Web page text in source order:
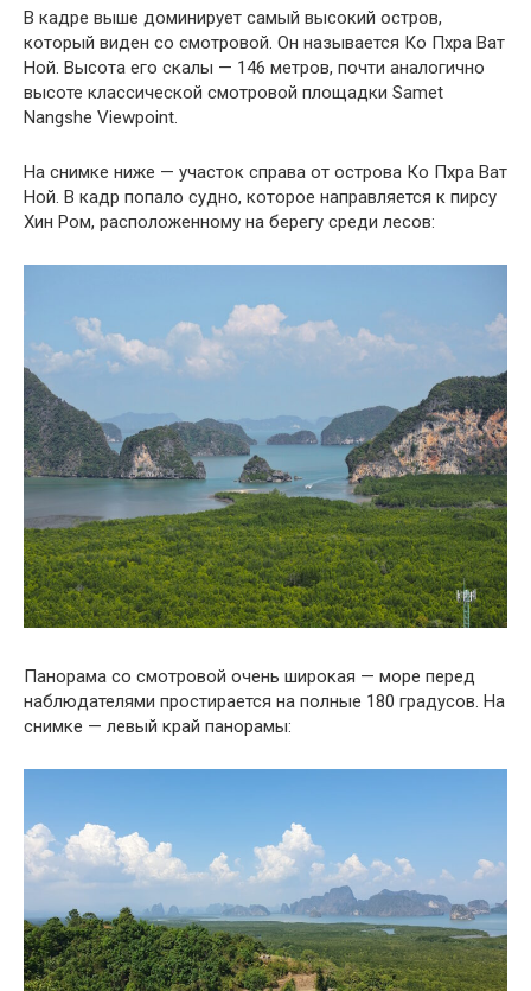
В кадре выше доминирует самый высокий остров,
который виден со смотровой. Он называется Ко Пхра Ват
Ной. Высота его скалы — 146 метров, почти аналогично
высоте классической смотровой площадки Samet
Nangshe Viewpoint.
На снимке ниже — участок справа от острова Ко Пхра Ват
Ной. В кадр попало судно, которое направляется к пирсу
Хин Ром, расположенному на берегу среди лесов:
Панорама со смотровой очень широкая — море перед
наблюдателями простирается на полные 180 градусов. На
снимке — левый край панорамы: